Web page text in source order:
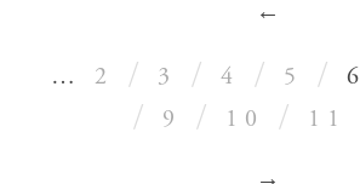
←
… 2 3 4 5 6
9
10 11